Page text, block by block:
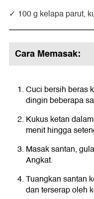
100 g kelapa parut,
Cara Memasak:
Cuci bersih beras
dingin beberapa
Kukus ketan
menit hingga
Masak santan,
Angkat.
Tuangkan santan
dan terserap oleh